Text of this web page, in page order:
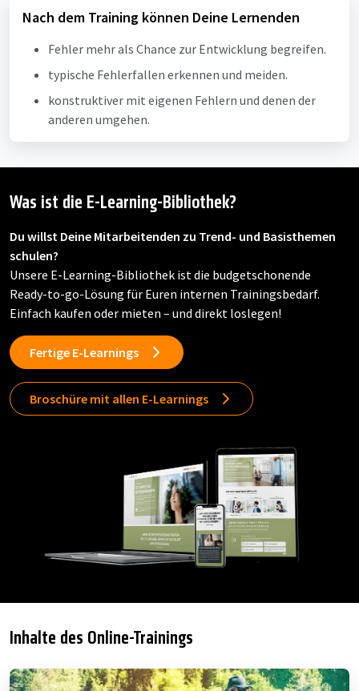
Nach dem Training können Deine Lernenden
Fehler mehr als Chance zur Entwicklung begreifen.
typische Fehlerfallen erkennen und meiden.
konstruktiver mit eigenen Fehlern und denen der
anderen umgehen.
Was ist die E-Learning-Bibliothek?
Du willst Deine Mitarbeitenden zu Trend- und Basisthemen
schulen?
Unsere E-Learning-Bibliothek ist die budgetschonende
Ready-to-go-Lösung für Euren internen Trainingsbedarf.
Einfach kaufen oder mieten – und direkt loslegen!
Fertige E-Learnings
Broschüre mit allen E-Learnings
Inhalte des Online-Trainings